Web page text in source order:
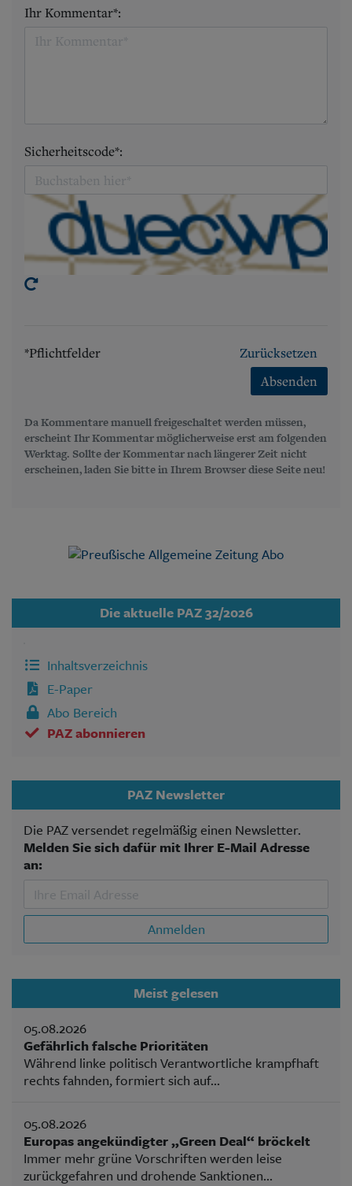
Ihr Kommentar*:
Sicherheitscode*:
*Pflichtfelder
Zurücksetzen
Absenden
Da Kommentare manuell freigeschaltet werden müssen,
erscheint Ihr Kommentar möglicherweise erst am folgenden
Werktag. Sollte der Kommentar nach längerer Zeit nicht
erscheinen, laden Sie bitte in Ihrem Browser diese Seite neu!
Die aktuelle PAZ 32/2026
Inhaltsverzeichnis
E-Paper
Abo Bereich
PAZ abonnieren
PAZ Newsletter
Die PAZ versendet regelmäßig einen Newsletter.
Melden Sie sich dafür mit Ihrer E-Mail Adresse
an:
Anmelden
Meist gelesen
05.08.2026
Gefährlich falsche Prioritäten
Während linke politisch Verantwortliche krampfhaft
rechts fahnden, formiert sich auf...
05.08.2026
Europas angekündigter „Green Deal“ bröckelt
Immer mehr grüne Vorschriften werden leise
zurückgefahren und drohende Sanktionen...